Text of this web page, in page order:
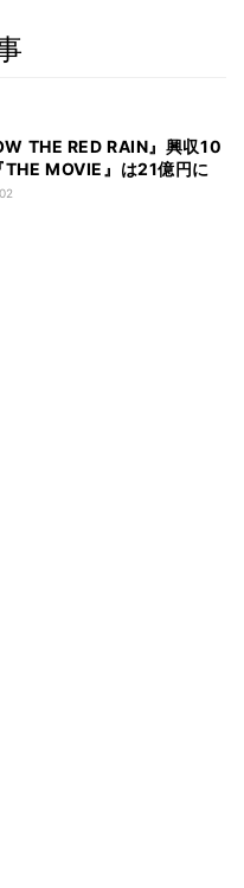
THE RED RAIN』興収10
THE MOVIE』は21億円に